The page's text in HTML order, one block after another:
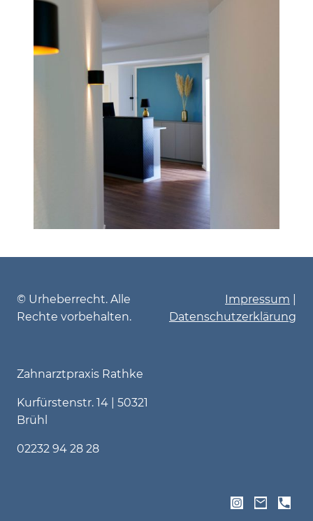
© Urheberrecht. Alle
Rechte vorbehalten.
Zahnarztpraxis Rathke
Kurfürstenstr. 14 | 50321
Brühl
02232 94 28 28
Impressum
Datenschutzerklärung